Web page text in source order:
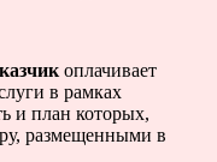
оплачивает
в рамках
и план которых,
размещенными в